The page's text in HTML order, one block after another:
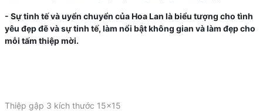
- Sự tinh tế và uyển chuyển của Hoa Lan là biểu tượng cho tình
yêu đẹp đẽ và sự tinh tế, làm nổi bật không gian và làm đẹp cho
mỗi tấm thiệp mời.
Thiệp gập 3 kích thước 15x15